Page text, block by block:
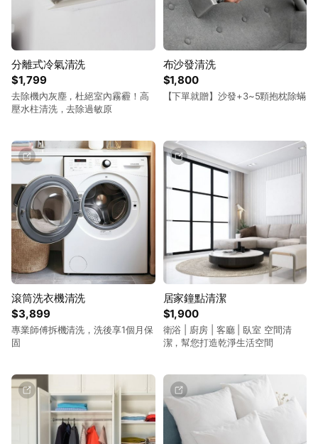
$1,799
分離式冷氣清洗
去除機內灰塵，杜絕室內霧霾！高
壓水柱清洗，去除過敏原
$1,800
布沙發清洗
【下單就贈】沙發+3~5顆抱枕除蟎
$3,899
滾筒洗衣機清洗
專業師傅拆機清洗，洗後享1個月保
固
$1,900
居家鐘點清潔
衛浴 | 廚房 | 客廳 | 臥室 空間清
潔，幫您打造乾淨生活空間